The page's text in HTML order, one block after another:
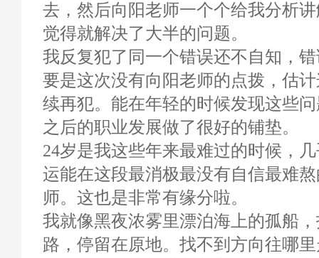
去，然后向阳老师一个个给我分析
觉得就解决了大半的问题。
我反复犯了同一个错误还不自知，
要是这次没有向阳老师的点拨，估
续再犯。能在年轻的时候发现这些
之后的职业发展做了很好的铺垫。
24岁是我这些年来最难过的时候，
运能在这段最消极最没有自信最难
师。这也是非常有缘分啦。
我就像黑夜浓雾里漂泊海上的孤船
路，停留在原地。找不到方向往哪